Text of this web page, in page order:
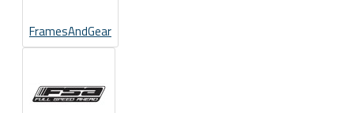
FramesAndGear